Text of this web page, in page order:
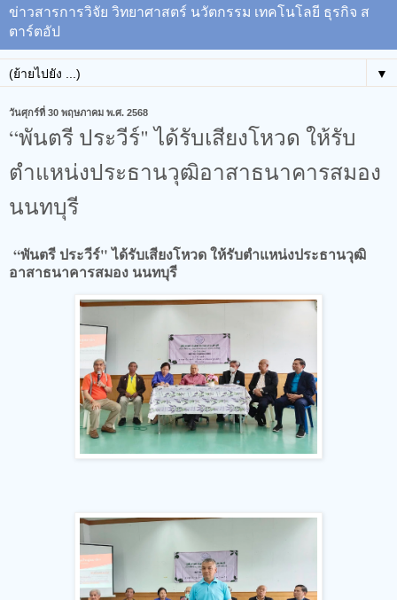
ข่าวสารการวิจัย วิทยาศาสตร์ นวัตกรรม เทคโนโลยี ธุรกิจ ส
ตาร์ตอัป
▼
วันศุกร์ที่ 30 พฤษภาคม พ.ศ. 2568
“พันตรี ประวีร์" ได้รับเสียงโหวด ให้รับ
ตำแหน่งประธานวุฒิอาสาธนาคารสมอง
นนทบุรี
“พันตรี ประวีร์" ได้รับเสียงโหวด ให้รับตำแหน่งประธานวุฒิ
อาสาธนาคารสมอง นนทบุรี